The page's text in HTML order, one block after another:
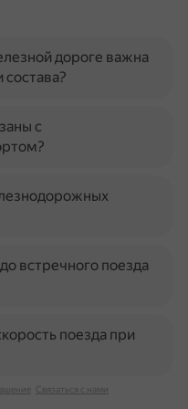
дороге важна
состава?
с
встречного поезда
поезда при
Связаться с нами